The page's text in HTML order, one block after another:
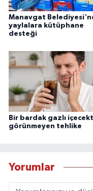
Manavgat
yaylalara kütüphane
desteği
Bir bardak gazlı
görünmeyen tehlike
Yorumlar